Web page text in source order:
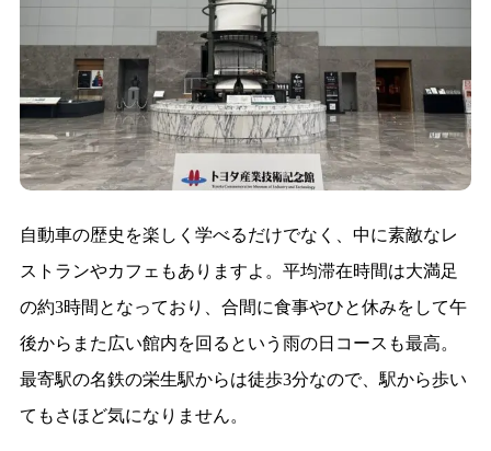
自動車の歴史を楽しく学べるだけでなく、中に素敵なレ
ストランやカフェもありますよ。平均滞在時間は大満足
の約3時間となっており、合間に食事やひと休みをして午
後からまた広い館内を回るという雨の日コースも最高。
最寄駅の名鉄の栄生駅からは徒歩3分なので、駅から歩い
てもさほど気になりません。